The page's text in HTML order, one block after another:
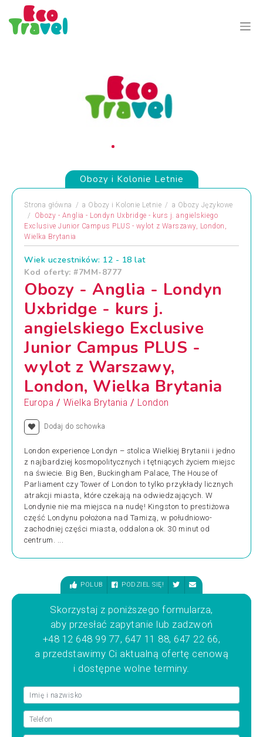
Obozy i Kolonie Letnie
Strona główna a Obozy i Kolonie Letnie a Obozy Językowe
Obozy - Anglia - Londyn Uxbridge - kurs j. angielskiego
Exclusive Junior Campus PLUS - wylot z Warszawy, London,
Wielka Brytania
Wiek uczestników: 12 - 18 lat
Kod oferty: #7MM-8777
Obozy - Anglia - Londyn
Uxbridge - kurs j.
angielskiego Exclusive
Junior Campus PLUS -
wylot z Warszawy,
London, Wielka Brytania
Europa / Wielka Brytania / London
Dodaj do schowka
London experience Londyn – stolica Wielkiej Brytanii i jedno
z najbardziej kosmopolitycznych i tętniących życiem miejsc
na świecie. Big Ben, Buckingham Palace, The House of
Parliament czy Tower of London to tylko przykłady licznych
atrakcji miasta, które czekają na odwiedzających. W
Londynie nie ma miejsca na nudę! Kingston to prestiżowa
część Londynu położona nad Tamizą, w południowo-
zachodniej części miasta, oddalona ok. 30 minut od
centrum. ...
POLUB PODZIEL SIĘ!
Skorzystaj z poniższego formularza,
aby przesłać zapytanie lub zadzwoń
+48 12 648 99 77, 647 11 88, 647 22 66,
a przedstawimy Ci aktualną ofertę cenową
i dostępne wolne terminy.